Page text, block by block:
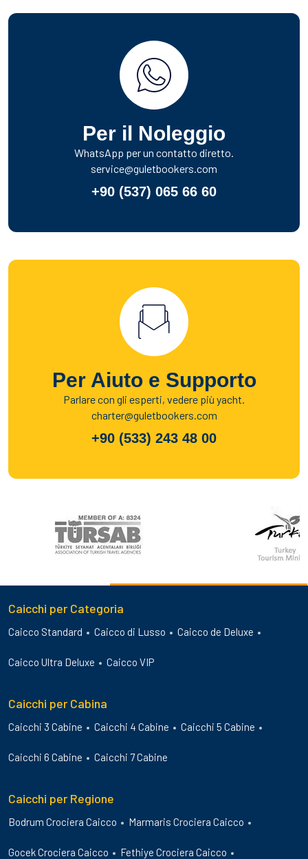
Per il Noleggio
WhatsApp per un contatto diretto.
service@guletbookers.com
+90 (537) 065 66 60
Per Aiuto e Supporto
Parlare con gli esperti, vedere più yacht.
charter@guletbookers.com
+90 (533) 243 48 00
Caicchi per Categoria
Caicco Standard Caicco di Lusso Caicco de Deluxe
Caicco Ultra Deluxe Caicco VIP
Caicchi per Cabina
Caicchi 3 Cabine Caicchi 4 Cabine Caicchi 5 Cabine
Caicchi 6 Cabine Caicchi 7 Cabine
Caicchi per Regione
Bodrum Crociera Caicco Marmaris Crociera Caicco
Gocek Crociera Caicco Fethiye Crociera Caicco